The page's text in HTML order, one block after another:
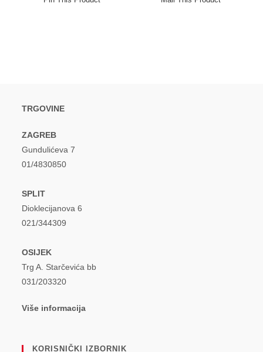
TRGOVINE
ZAGREB
Gundulićeva 7
01/4830850
SPLIT
Dioklecijanova 6
021/344309
OSIJEK
Trg A. Starčevića bb
031/203320
Više informacija
KORISNIČKI IZBORNIK